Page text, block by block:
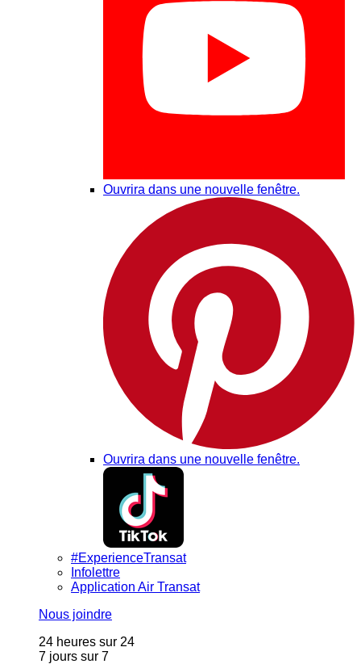
Ouvrira dans une nouvelle fenêtre.
Ouvrira dans une nouvelle fenêtre.
#ExperienceTransat
Infolettre
Application Air Transat
Nous joindre
24 heures sur 24
7 jours sur 7